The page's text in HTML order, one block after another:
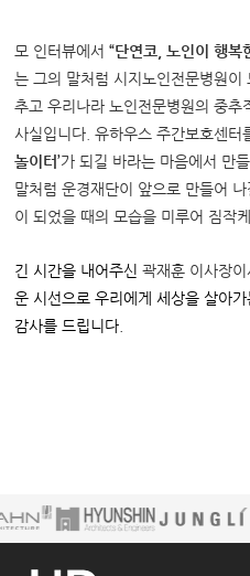
모 인터뷰에서 “단연코, 노인이 행복
는 그의 말처럼 시지노인전문병원
추고 우리나라 노인전문병원의 중
사실입니다. 유하우스 주간보호센
놀이터’가 되길 바라는 마음에서 만
말처럼 운경재단이 앞으로 만들어
이 되었을 때의 모습을 미루어 짐작
긴 시간을 내어주신 곽재훈 이사장
운 시선으로 우리에게 세상을 살아
감사를 드립니다.